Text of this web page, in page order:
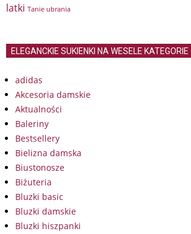
latki Tanie ubrania
ELEGANCKIE SUKIENKI NA WESELE KATEGORIE
adidas
Akcesoria damskie
Aktualności
Baleriny
Bestsellery
Bielizna damska
Biustonosze
Biżuteria
Bluzki basic
Bluzki damskie
Bluzki hiszpanki